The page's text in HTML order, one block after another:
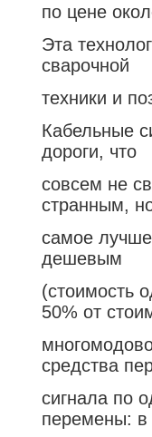
по цене
Эта
сварочной
техники и
Кабельные
дороги, что
совсем не
странным,
самое
дешевым
(стоимость
50% от
средства
сигнала по
перемены: в